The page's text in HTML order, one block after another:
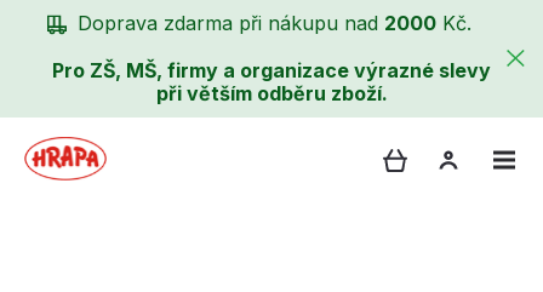
Doprava zdarma při nákupu nad 2000 Kč.
Pro ZŠ, MŠ, firmy a organizace výrazné slevy
při větším odběru zboží.